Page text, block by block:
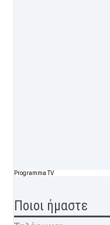
Programma TV
Ποιοι ήμαστε